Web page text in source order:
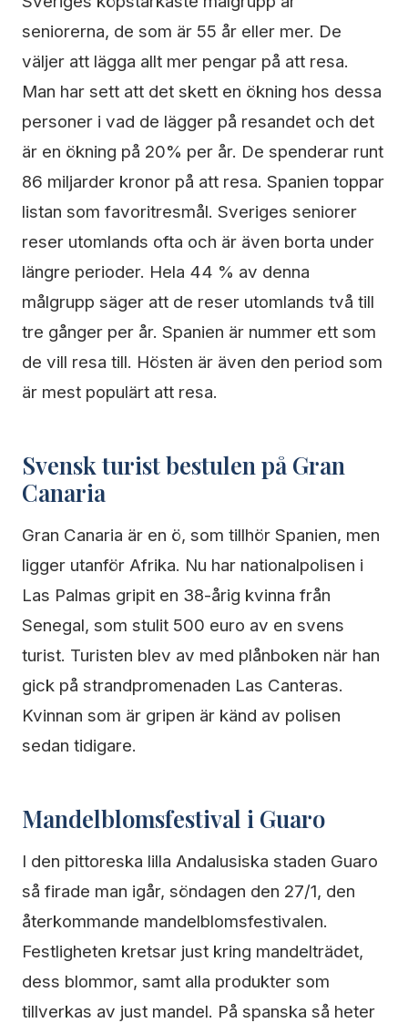
seniorerna, de som är 55 år eller mer. De
väljer att lägga allt mer pengar på att resa.
Man har sett att det skett en ökning hos dessa
personer i vad de lägger på resandet och det
är en ökning på 20% per år. De spenderar runt
86 miljarder kronor på att resa. Spanien toppar
listan som favoritresmål. Sveriges seniorer
reser utomlands ofta och är även borta under
längre perioder. Hela 44 % av denna
målgrupp säger att de reser utomlands två till
tre gånger per år. Spanien är nummer ett som
de vill resa till. Hösten är även den period som
är mest populärt att resa.
Svensk turist bestulen på Gran
Canaria
Gran Canaria är en ö, som tillhör Spanien, men
ligger utanför Afrika. Nu har nationalpolisen i
Las Palmas gripit en 38-årig kvinna från
Senegal, som stulit 500 euro av en svens
turist. Turisten blev av med plånboken när han
gick på strandpromenaden Las Canteras.
Kvinnan som är gripen är känd av polisen
sedan tidigare.
Mandelblomsfestival i Guaro
I den pittoreska lilla Andalusiska staden Guaro
så firade man igår, söndagen den 27/1, den
återkommande mandelblomsfestivalen.
Festligheten kretsar just kring mandelträdet,
dess blommor, samt alla produkter som
tillverkas av just mandel. På spanska så heter